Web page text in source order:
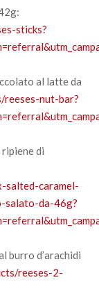
sticks?
al latte da
nut-bar?
di
salted-caramel-
salato-da-46g?
burro d’arachidi
reeses-2-